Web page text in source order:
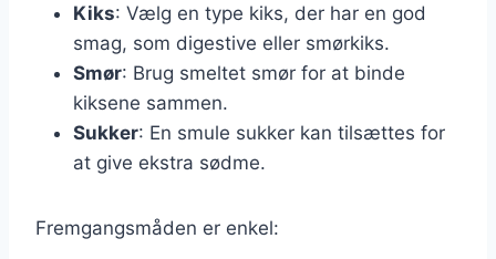
Kiks: Vælg en type kiks, der har en god
smag, som digestive eller smørkiks.
Smør: Brug smeltet smør for at binde
kiksene sammen.
Sukker: En smule sukker kan tilsættes for
at give ekstra sødme.
Fremgangsmåden er enkel: